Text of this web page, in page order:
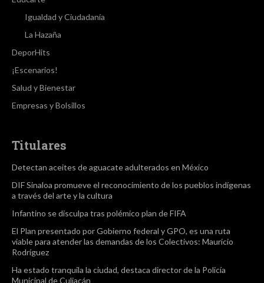
Igualdad y Ciudadanía
La Hazaña
DeporHits
¡Escenarios!
Salud y Bienestar
Empresas y Bolsillos
Titulares
Detectan aceites de aguacate adulterados en México
DIF Sinaloa promueve el reconocimiento de los pueblos indígenas
a través del arte y la cultura
Infantino se disculpa tras polémico plan de FIFA
El Plan presentado por Gobierno federal y GPO, es una ruta
viable para atender las demandas de los Colectivos: Mauricio
Rodríguez
Ha estado tranquila la ciudad, destaca director de la Policía
Municipal de Culiacán